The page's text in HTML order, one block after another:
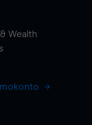
Wealth